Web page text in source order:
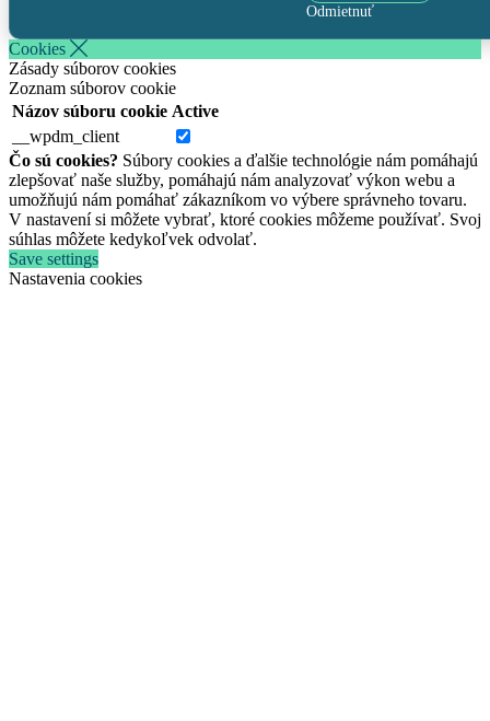
Odmietnuť
Cookies
Zásady súborov cookies
Zoznam súborov cookie
Názov súboru cookie Active
__wpdm_client
Čo sú cookies? Súbory cookies a ďalšie technológie nám pomáhajú
zlepšovať naše služby, pomáhajú nám analyzovať výkon webu a
umožňujú nám pomáhať zákazníkom vo výbere správneho tovaru.
V nastavení si môžete vybrať, ktoré cookies môžeme používať. Svoj
súhlas môžete kedykoľvek odvolať.
Save settings
Nastavenia cookies